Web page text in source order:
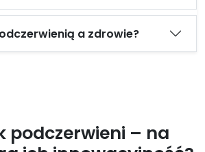
a zdrowie?
podczerwieni – na